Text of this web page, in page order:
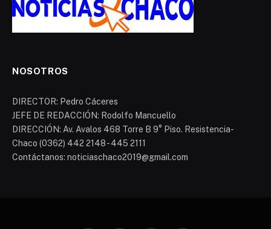
NOSOTROS
DIRECTOR: Pedro Cáceres
JEFE DE REDACCIÓN: Rodolfo Mancuello
DIRECCIÓN: Av. Avalos 468 Torre B 9° Piso. Resistencia-
Chaco (0362) 442 2148 - 445 2111
Contáctanos: noticiaschaco2019@gmail.com